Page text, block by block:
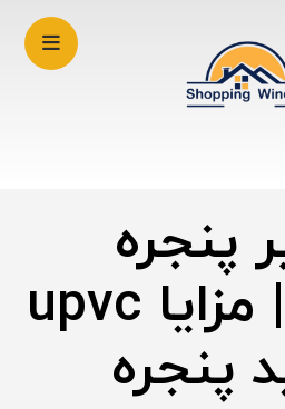
پنجره
دوجداره | مزایا upvc
پنجره